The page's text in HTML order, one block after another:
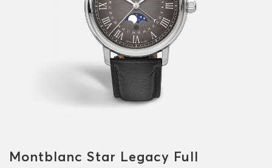
Montblanc Star Legacy Full